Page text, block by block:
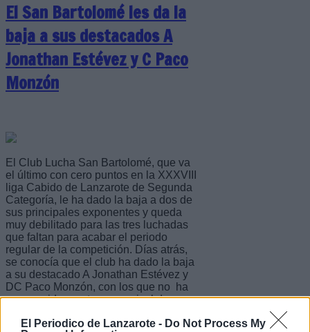
El Periodico de Lanzarote - Do Not Process My
El San Bartolomé les da la
baja a sus destacados A
Jonathan Estévez y C Paco
Monzón
El Club Lucha San Bartolomé, que va
el último con cero puntos en la XXXVIII
liga Cabido de Lanzarote de Segunda
Categoría, le ha dado la baja a dos de
sus principales exponentes y queda
muy debilitado para las tres luchadas
que faltan para acabar el periodo
regular de la competición. Días atrás,
se conocía que el club ha dado la baja
a su destacado A Jonathan Estévez y
DC Paco Monzón, con los que no ha
conseguido mantener un nivel de
lanzaroteños quedándose rezagado, y